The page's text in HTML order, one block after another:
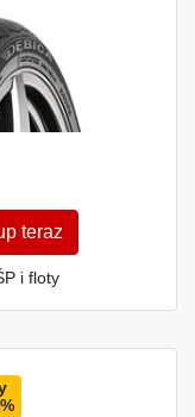
teraz
i floty